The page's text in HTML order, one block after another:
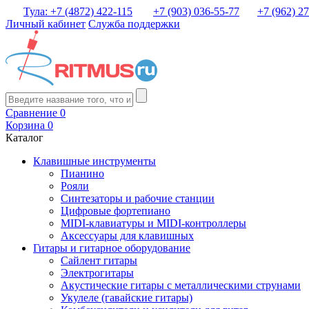
Тула: +7 (4872) 422-115 +7 (903) 036-55-77
+7 (962)
Личный кабинет Служба поддержки
Сравнение 0
Корзина 0
Каталог
Клавишные инструменты
Пианино
Рояли
Синтезаторы и рабочие станции
Цифровые фортепиано
MIDI-клавиатуры и MIDI-контроллеры
Аксессуары для клавишных
Гитары и гитарное оборудование
Сайлент гитары
Электрогитары
Акустические гитары с металлическими струнами
Укулеле (гавайские гитары)